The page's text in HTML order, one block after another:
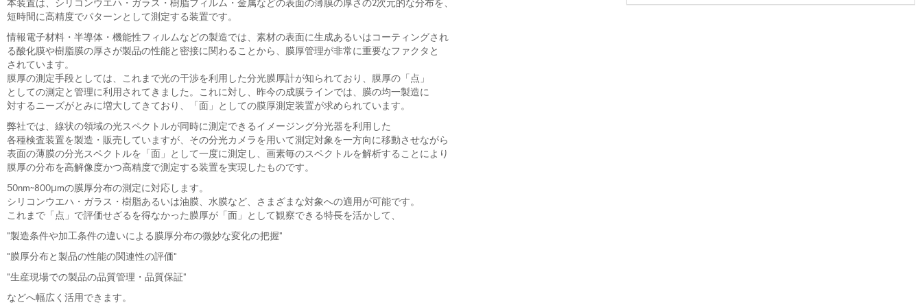
本装置は、シリコンウエハ・ガラス・樹脂フィルム・金属などの表面の薄膜の厚さの2次元的な分布を、
短時間に高精度でパターンとして測定する装置です。
情報電子材料・半導体・機能性フィルムなどの製造では、素材の表面に生成あるいはコーティングされ
る酸化膜や樹脂膜の厚さが製品の性能と密接に関わることから、膜厚管理が非常に重要なファクタと
されています。
膜厚の測定手段としては、これまで光の干渉を利用した分光膜厚計が知られており、膜厚の「点」
としての測定と管理に利用されてきました。これに対し、昨今の成膜ラインでは、膜の均一製造に
対するニーズがとみに増大してきており、「面」としての膜厚測定装置が求められています。
弊社では、線状の領域の光スペクトルが同時に測定できるイメージング分光器を利用した
各種検査装置を製造・販売していますが、その分光カメラを用いて測定対象を一方向に移動させながら
表面の薄膜の分光スペクトルを「面」として一度に測定し、画素毎のスペクトルを解析することにより
膜厚の分布を高解像度かつ高精度で測定する装置を実現したものです。
50nm~800μmの膜厚分布の測定に対応します。
シリコンウエハ・ガラス・樹脂あるいは油膜、水膜など、さまざまな対象への適用が可能です。
これまで「点」で評価せざるを得なかった膜厚が「面」として観察できる特長を活かして、
”製造条件や加工条件の違いによる膜厚分布の微妙な変化の把握”
”膜厚分布と製品の性能の関連性の評価”
”生産現場での製品の品質管理・品質保証”
などへ幅広く活用できます。